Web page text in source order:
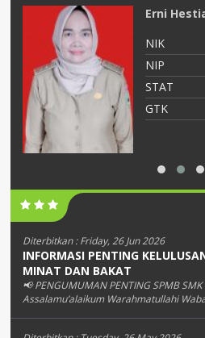
Catur
NIK
NIP
STAT
GTK
Diterbitkan :Friday, 26 Jun 2026
INFORMASI PENTING
MINAT DAN BAKAT
📢 PENGUMUMAN PENTING SPMB SMK
Assalamu’alaikum Warahmatullahi